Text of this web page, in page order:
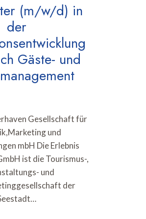
(m/w/d) in
der
Gäste- und
Gesellschaft für
und
mbH Die Erlebnis
ist die Tourismus-,
und
der